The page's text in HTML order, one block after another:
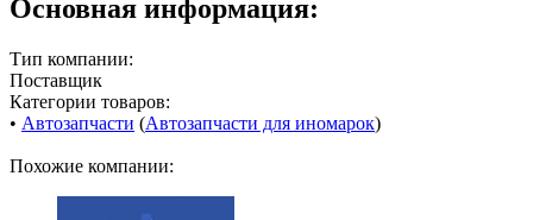
Основная информация:
Тип компании:
Поставщик
Категории товаров:
• Автозапчасти (Автозапчасти для иномарок)
Похожие компании: